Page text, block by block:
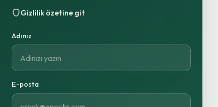
Gizlilik özetine git
Adınız
E-posta